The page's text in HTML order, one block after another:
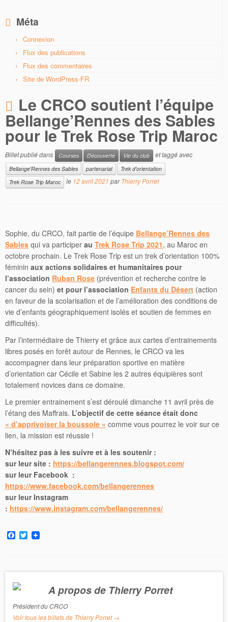
Méta
Connexion
Flux des publications
Flux des commentaires
Site de WordPress-FR
Le CRCO soutient l’équipe
Bellange’Rennes des Sables
pour le Trek Rose Trip Maroc
Billet publié dans Courses Découverte Vie du club et taggé avec
Bellange'Rennes des Sables partenariat
Trek d'orientation
Trek Rose Trip Maroc
le 12 avril 2021 parThierry Porret
Sophie, du CRCO, fait partie de l’équipe Bellange’Rennes des
Sables qui va participer au Trek Rose Trip 2021, au Maroc en
octobre prochain. Le Trek Rose Trip est un trek d’orientation 100%
féminin aux actions solidaires et humanitaires pour
l’association Ruban Rose (prévention et recherche contre le
cancer du sein) et pour l’association Enfants du Désert (action
en faveur de la scolarisation et de l’amélioration des conditions de
vie d’enfants géographiquement isolés et soutien de femmes en
difficultés).
Par l’intermédiaire de Thierry et grâce aux cartes d’entrainements
libres posés en forêt autour de Rennes, le CRCO va les
accompagner dans leur préparation sportive en matière
d’orientation car Cécile et Sabine les 2 autres équipières sont
totalement novices dans ce domaine.
Le premier entrainement s’est déroulé dimanche 11 avril près de
l’étang des Maffrais. L’objectif de cette séance était donc
« d’apprivoiser la boussole » comme vous pourrez le voir sur ce
lien, la mission est réussie !
N’hésitez pas à les suivre et à les soutenir :
sur leur site : https://bellangerennes.blogspot.com/
sur leur Facebook :
https://www.facebook.com/bellangerennes
sur leur Instagram
: https://www.instagram.com/bellangerennes/
F
a
o
o
k
T
w
e
A propos de Thierry Porret
Président du CRCO
Voir tous les billets de Thierry Porret→